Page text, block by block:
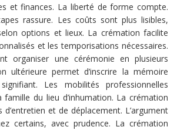
et finances. La liberté de forme compte.
rassure. Les coûts sont plus lisibles,
options et lieux. La crémation facilite
et les temporisations nécessaires.
organiser une cérémonie en plusieurs
ultérieure permet d’inscrire la mémoire
Les mobilités professionnelles
du lieu d’inhumation. La crémation
et de déplacement. L’argument
certains, avec prudence. La crémation